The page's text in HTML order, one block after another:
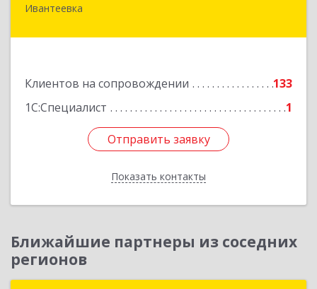
Ивантеевка
Клиентов на сопровождении
133
1С:Специалист
1
Отправить заявку
Показать контакты
141280, Московская обл, г.о. Пушкинский,
Отправить заявку
Назад
Ближайшие партнеры из соседних
регионов